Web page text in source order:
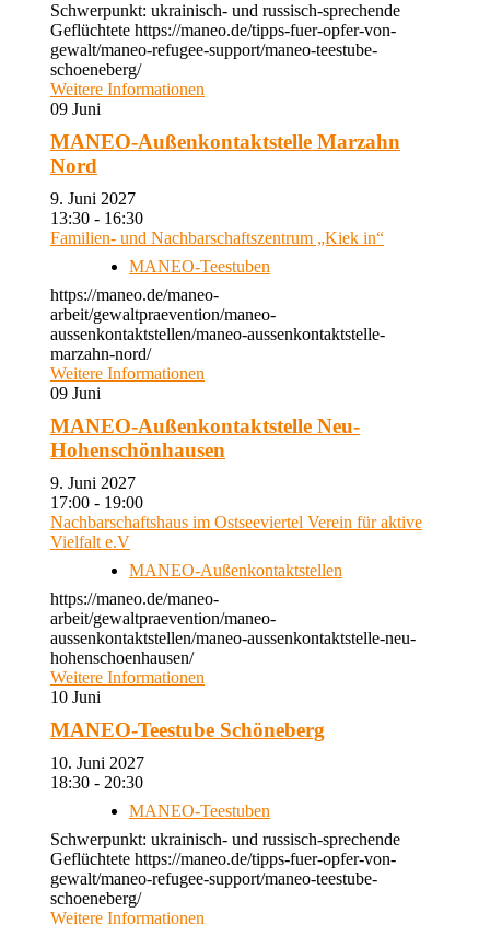
Schwerpunkt: ukrainisch- und russisch-sprechende
Geflüchtete https://maneo.de/tipps-fuer-opfer-von-
gewalt/maneo-refugee-support/maneo-teestube-
schoeneberg/
Weitere Informationen
09 Juni
MANEO-Außenkontaktstelle Marzahn
Nord
9. Juni 2027
13:30 - 16:30
Familien- und Nachbarschaftszentrum „Kiek in“
MANEO-Teestuben
https://maneo.de/maneo-
arbeit/gewaltpraevention/maneo-
aussenkontaktstellen/maneo-aussenkontaktstelle-
marzahn-nord/
Weitere Informationen
09 Juni
MANEO-Außenkontaktstelle Neu-
Hohenschönhausen
9. Juni 2027
17:00 - 19:00
Nachbarschaftshaus im Ostseeviertel Verein für aktive
Vielfalt e.V
MANEO-Außenkontaktstellen
https://maneo.de/maneo-
arbeit/gewaltpraevention/maneo-
aussenkontaktstellen/maneo-aussenkontaktstelle-neu-
hohenschoenhausen/
Weitere Informationen
10 Juni
MANEO-Teestube Schöneberg
10. Juni 2027
18:30 - 20:30
MANEO-Teestuben
Schwerpunkt: ukrainisch- und russisch-sprechende
Geflüchtete https://maneo.de/tipps-fuer-opfer-von-
gewalt/maneo-refugee-support/maneo-teestube-
schoeneberg/
Weitere Informationen